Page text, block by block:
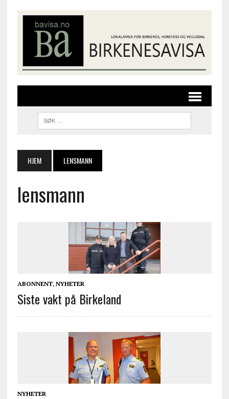
HJEM LENSMANN
lensmann
ABONNENT, NYHETER
Siste vakt på Birkeland
NYHETER